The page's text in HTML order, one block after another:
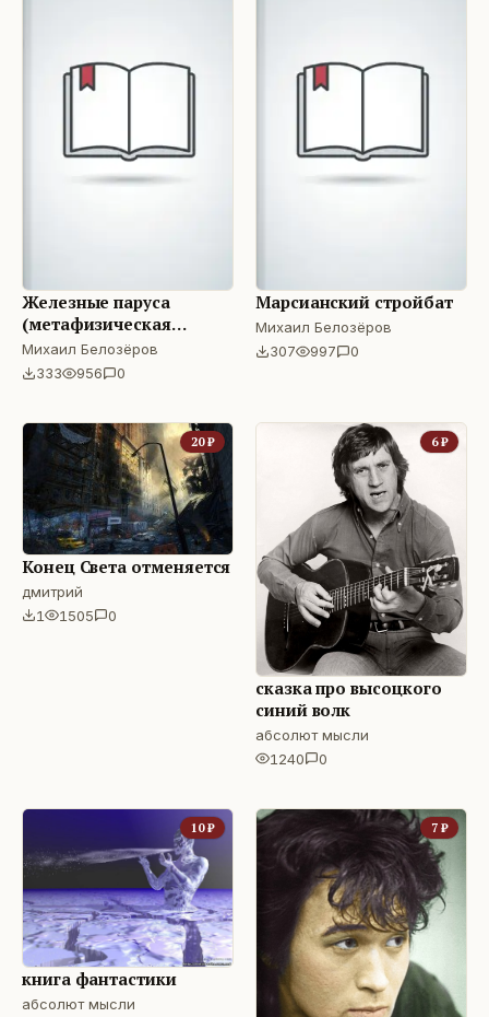
Железные паруса
(метафизическая
фантастика)
Михаил Белозёров
333
956 0
Марсианский стройбат
Михаил Белозёров
307
997 0
20₽
Конец Света отменяется
дмитрий
1
1505 0
6₽
сказка про высоцкого
синий волк
абсолют мысли
1240
0
10₽
книга фантастики
абсолют мысли
7 ₽